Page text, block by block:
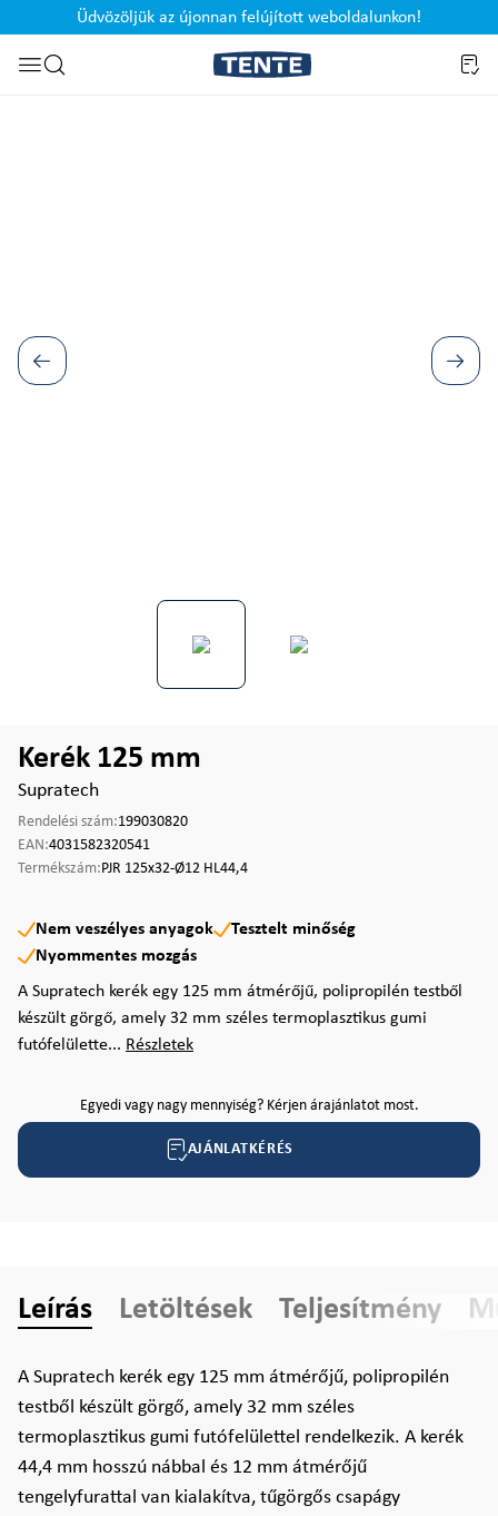
Ugrás a kereséshez
Üdvözöljük az újonnan felújított weboldalunkon!
Kerék 125 mm
Supratech
Rendelési szám:199030820
EAN:4031582320541
Termékszám:PJR 125x32-Ø12 HL44,4
Nem veszélyes anyagok
Tesztelt minőség
Nyommentes mozgás
A Supratech kerék egy 125 mm átmérőjű, polipropilén testből
készült görgő, amely 32 mm széles termoplasztikus gumi
futófelülette... Részletek
Egyedi vagy nagy mennyiség? Kérjen árajánlatot most.
AJÁNLATKÉRÉS
Leírás Letöltések Teljesítmény
A Supratech kerék egy 125 mm átmérőjű, polipropilén
testből készült görgő, amely 32 mm széles
termoplasztikus gumi futófelülettel rendelkezik. A kerék
44,4 mm hosszú nábbal és 12 mm átmérőjű
tengelyfurattal van kialakítva, tűgörgős csapágy